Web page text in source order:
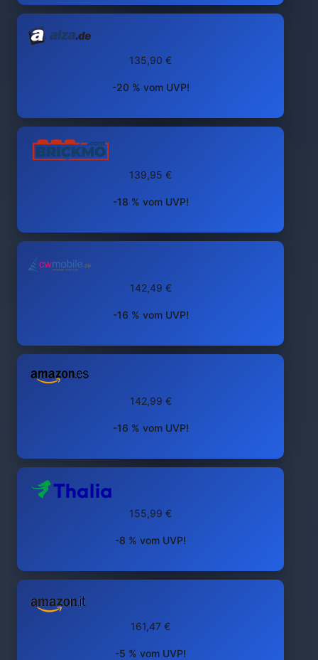
135,90 €
-20 % vom UVP!
139,95 €
-18 % vom UVP!
142,49 €
-16 % vom UVP!
142,99 €
-16 % vom UVP!
155,99 €
-8 % vom UVP!
161,47 €
-5 % vom UVP!